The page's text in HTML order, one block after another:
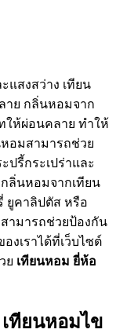
แสงสว่าง เทียน
าย กลิ่นหอมจาก
ให้ผ่อนคลาย ทำให้
หอมสามารถช่วย
ปรี้กระเปร่าและ
ลิ่นหอมจากเทียน
ยูคาลิปตัส หรือ
ามารถช่วยป้องกัน
งเราได้ที่เว็บไซต์
ย เทียนหอม ยี่ห้อ
ทียนหอมไข